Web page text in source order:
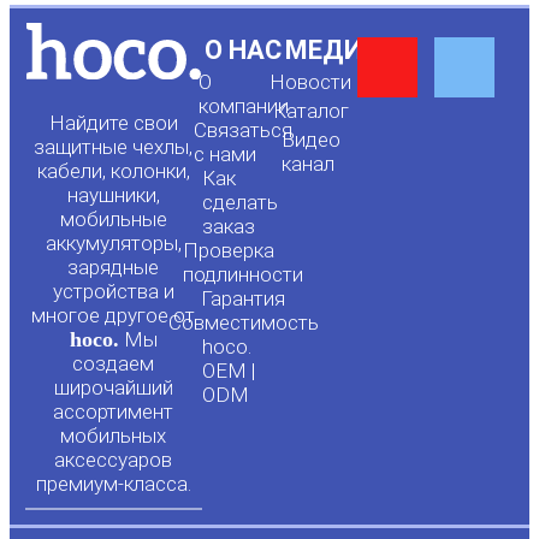
Найдите свои
защитные чехлы,
кабели, колонки,
наушники,
мобильные
аккумуляторы,
зарядные
устройства и
многое другое от
hoco. Мы
создаем
широчайший
ассортимент
мобильных
аксессуаров
премиум-класса.
О НАС
О
компании
Связаться
с нами
Как
сделать
заказ
Проверка
подлинности
Гарантия
Совместимость
hoco.
OEM |
ODM
МЕДИА
Новости
Каталог
Видео
канал